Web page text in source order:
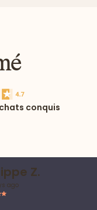
conquis
Z.
ago